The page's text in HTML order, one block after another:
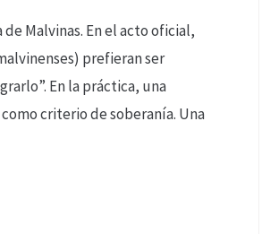
Malvinas. En el acto oficial,
prefieran ser
En la práctica, una
criterio de soberanía. Una